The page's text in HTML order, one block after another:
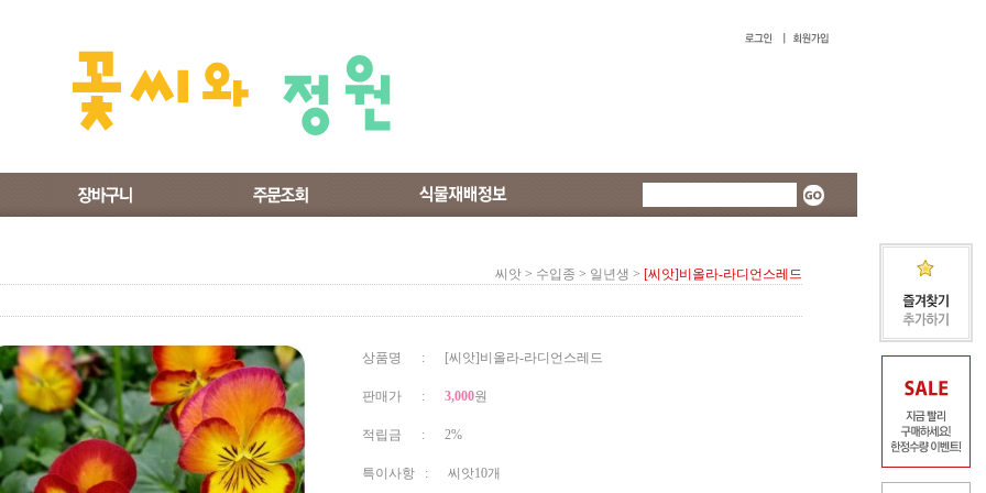
씨앗 > 수입종 > 일년생 > [씨앗]비올라-라디언스레드
상품명 : [씨앗]비올라-라디언스레드
판매가 : 3,000원
적립금 : 2%
특이사항 : 씨앗10개